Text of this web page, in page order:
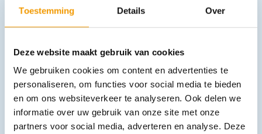
Toestemming Details Over
Deze website maakt gebruik van cookies
We gebruiken cookies om content en advertenties te
personaliseren, om functies voor social media te bieden
en om ons websiteverkeer te analyseren. Ook delen we
informatie over uw gebruik van onze site met onze
partners voor social media, adverteren en analyse. Deze
Stethoscoop Littmann Classic II voor kinderen